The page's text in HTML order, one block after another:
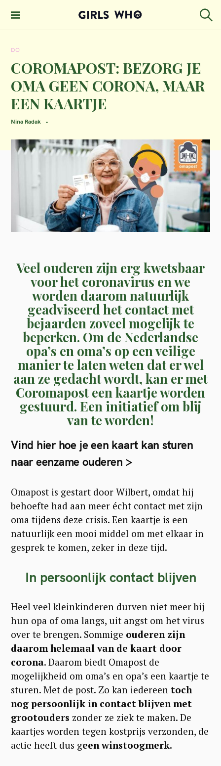
GIRLS WHO
DO
COROMAPOST: BEZORG JE
OMA GEEN CORONA, MAAR
EEN KAARTJE
Nina Radak
Veel ouderen zijn erg kwetsbaar
voor het coronavirus en we
worden daarom natuurlijk
geadviseerd het contact met
bejaarden zoveel mogelijk te
beperken. Om de Nederlandse
opa’s en oma’s op een veilige
manier te laten weten dat er wel
aan ze gedacht wordt, kan er met
Coromapost een kaartje worden
gestuurd. Een initiatief om blij
van te worden!
Vind hier hoe je een kaart kan sturen
naar eenzame ouderen >
Omapost is gestart door Wilbert, omdat hij
behoefte had aan meer écht contact met zijn
oma tijdens deze crisis. Een kaartje is een
natuurlijk een mooi middel om met elkaar in
gesprek te komen, zeker in deze tijd.
In persoonlijk contact blijven
Heel veel kleinkinderen durven niet meer bij
hun opa of oma langs, uit angst om het virus
over te brengen. Sommige ouderen zijn
daarom helemaal van de kaart door
corona. Daarom biedt Omapost de
mogelijkheid om oma’s en opa’s een kaartje te
sturen. Met de post. Zo kan iedereen toch
nog persoonlijk in contact blijven met
grootouders zonder ze ziek te maken. De
kaartjes worden tegen kostprijs verzonden, de
actie heeft dus geen winstoogmerk.